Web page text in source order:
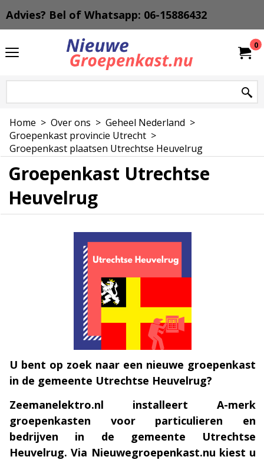
Advies? Bel of Whatsapp: 06-15886432
0
Home > Over ons > Geheel Nederland >
Groepenkast provincie Utrecht >
Groepenkast plaatsen Utrechtse Heuvelrug
Groepenkast Utrechtse
Heuvelrug
U bent op zoek naar een nieuwe groepenkast
in de gemeente Utrechtse Heuvelrug?
Zeemanelektro.nl installeert A-merk
groepenkasten voor particulieren en
bedrijven in de gemeente Utrechtse
Heuvelrug. Via Nieuwegroepenkast.nu kiest u